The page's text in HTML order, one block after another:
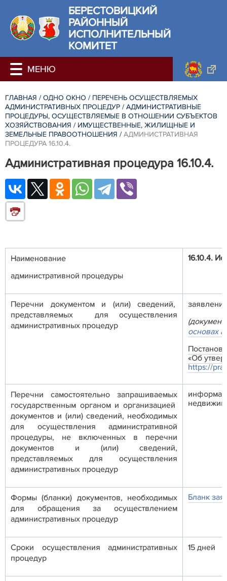
БЕРЕСТОВИЦКИЙ
РАЙОННЫЙ
ИСПОЛНИТЕЛЬНЫЙ
КОМИТЕТ
ГЛАВНАЯ / ОДНО ОКНО / ПЕРЕЧЕНЬ ОСУЩЕСТВЛЯЕМЫХ
АДМИНИСТРАТИВНЫХ ПРОЦЕДУР / АДМИНИСТРАТИВНЫЕ
ПРОЦЕДУРЫ, ОСУЩЕСТВЛЯЕМЫЕ В ОТНОШЕНИИ СУБЪЕКТОВ
ХОЗЯЙСТВОВАНИЯ / ИМУЩЕСТВЕННЫЕ, ЖИЛИЩНЫЕ И
ЗЕМЕЛЬНЫЕ ПРАВООТНОШЕНИЯ / АДМИНИСТРАТИВНАЯ
ПРОЦЕДУРА 16.10.4.
Административная процедура 16.10.4.
Наименование
административной процедуры
16.10.4.
Перечни документом и (или) сведений,
представляемых для осуществления
административных процедур
основах
«Об
https://
Перечни самостоятельно запрашиваемых
государственным органом и организацией
документов и (или) сведений, необходимых
для осуществления административной
процедуры, не включенных в перечни
документов и (или) сведений,
представляемых для осуществления
административных процедур
Формы (бланки) документов, необходимых
для обращения за осуществлением
административных процедур
Бланк
Сроки осуществления административных
процедур
15 дней